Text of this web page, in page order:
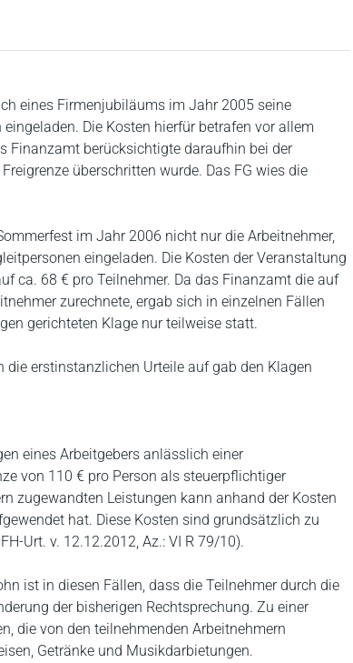
eines Firmenjubiläums im Jahr 2005 seine
Die Kosten hierfür betrafen vor allem
Finanzamt berücksichtigte daraufhin bei der
überschritten wurde. Das FG wies die
im Jahr 2006 nicht nur die Arbeitnehmer,
eingeladen. Die Kosten der Veranstaltung
ca. 68 € pro Teilnehmer. Da das Finanzamt die auf
zurechnete, ergab sich in einzelnen Fällen
gerichteten Klage nur teilweise statt.
die erstinstanzlichen Urteile auf gab den Klagen
eines Arbeitgebers anlässlich einer
von 110 € pro Person als steuerpflichtiger
zugewandten Leistungen kann anhand der Kosten
hat. Diese Kosten sind grundsätzlich zu
Urt. v. 12.12.2012, Az.: VI R 79/10).
ist in diesen Fällen, dass die Teilnehmer durch die
der bisherigen Rechtsprechung. Zu einer
die von den teilnehmenden Arbeitnehmern
Getränke und Musikdarbietungen.